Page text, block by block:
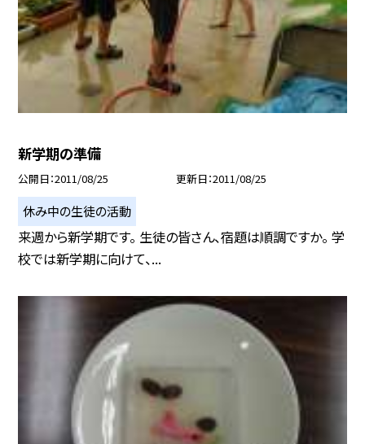
新学期の準備
公開日 2011/08/25 更新日 2011/08/25
休み中の生徒の活動
来週から新学期です。 生徒の皆さん、宿題は順調ですか。 学
校では新学期に向けて、...